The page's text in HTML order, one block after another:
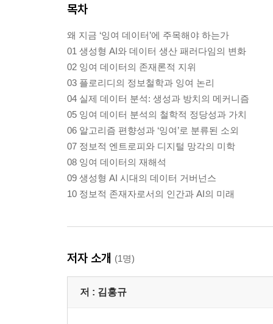
목차
왜 지금 ‘잉여 데이터’에 주목해야 하는가
01 생성형 AI와 데이터 생산 패러다임의 변화
02 잉여 데이터의 존재론적 지위
03 플로리디의 정보철학과 잉여 논리
04 실제 데이터 분석: 생성과 방치의 메커니즘
05 잉여 데이터 분석의 철학적 정당성과 가치
06 알고리즘 편향성과 ‘잉여’로 분류된 소외
07 정보적 엔트로피와 디지털 망각의 미학
08 잉여 데이터의 재해석
09 생성형 AI 시대의 데이터 거버넌스
10 정보적 존재자로서의 인간과 AI의 미래
저자 소개 (1명)
저 : 김홍규